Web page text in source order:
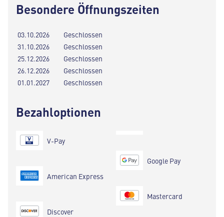
Besondere Öffnungszeiten
03.10.2026
Geschlossen
31.10.2026
Geschlossen
25.12.2026
Geschlossen
26.12.2026
Geschlossen
01.01.2027
Geschlossen
Bezahloptionen
V-Pay
American Express
Discover
Google Pay
Mastercard